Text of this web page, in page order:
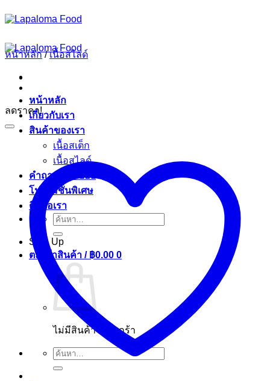
ข้าม
ไป
ยัง
เนื้อหา
หน้าหลัก
เกี่ยวกับเรา
สินค้าของเรา
เนื้อสเต็ก
เนื้อสไลด์
คำถามที่พบบ่อย
โปรโมชั่นพิเศษ
ติดต่อเรา
ค้นหา:
Sign Up
ตะกร้าสินค้า / ฿0.00 0
ไม่มีสินค้าในตะกร้า
ค้นหา:
หน้าหลัก / เนื้อสไลด์
ลดราคา!